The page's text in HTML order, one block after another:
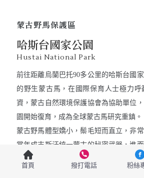
特勒吉國家公園
Terelj National Park
位於烏蘭巴托近郊東北邊80公里處
奇岩異石等多種地形，孕育著豐富
光旖旎！在此可觀賞大自然鬼斧神工
烏龜石、駱駝石及亦豬亦狗的化身
旅人到此拍照。
{ 特別安排 } 草原騎
首頁 撥打電話 粉絲